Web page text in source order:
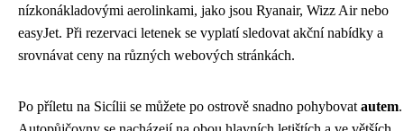
nízkonákladovými aerolinkami, jako jsou Ryanair, Wizz Air nebo
easyJet. Při rezervaci letenek se vyplatí sledovat akční nabídky a
srovnávat ceny na různých webových stránkách.
Po příletu na Sicílii se můžete po ostrově snadno pohybovat autem.